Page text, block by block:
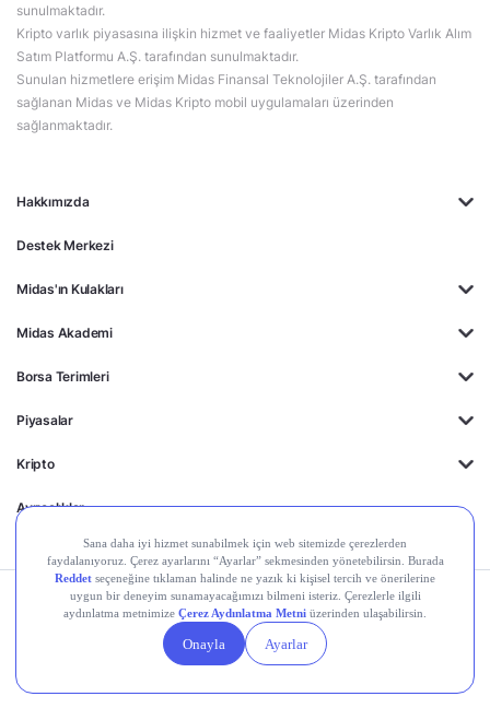
Hakkımızda
Destek Merkezi
Midas'ın Kulakları
Midas Akademi
Borsa Terimleri
Piyasalar
Kripto
Ayrıcalıklar
sunulmaktadır.
Kripto varlık piyasasına ilişkin hizmet ve faaliyetler Midas Kripto Varlık Alım
Satım Platformu A.Ş. tarafından sunulmaktadır.
Sunulan hizmetlere erişim Midas Finansal Teknolojiler A.Ş. tarafından
sağlanan Midas ve Midas Kripto mobil uygulamaları üzerinden
sağlanmaktadır.
Kişisel Verilerin
Gizlilik
Politikası
Yasal
Duyurular
Çerez